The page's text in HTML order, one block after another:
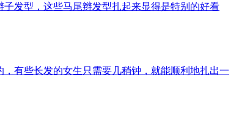
发型，这些马尾辫发型扎起来显得是特别的好看
有些长发的女生只需要几稍钟，就能顺利地扎出一